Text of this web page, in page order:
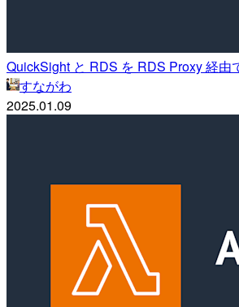
QuickSight と RDS を RDS Proxy 経由
すながわ
2025.01.09